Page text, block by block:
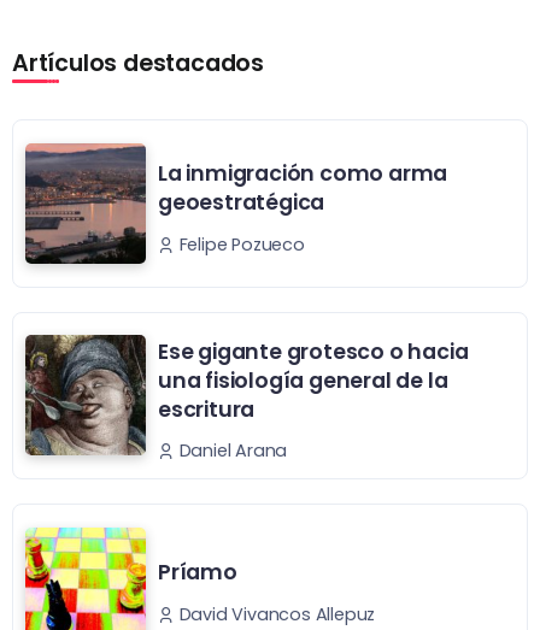
Artículos destacados
La inmigración como arma
geoestratégica
Felipe Pozueco
Ese gigante grotesco o hacia
una fisiología general de la
escritura
Daniel Arana
Príamo
David Vivancos Allepuz